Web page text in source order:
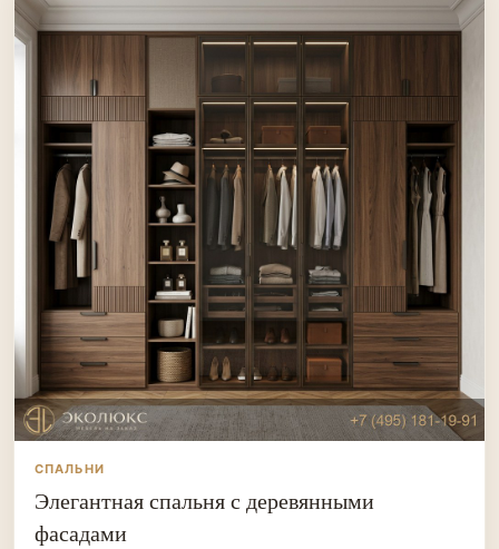
СПАЛЬНИ
Элегантная спальня с деревянными
фасадами